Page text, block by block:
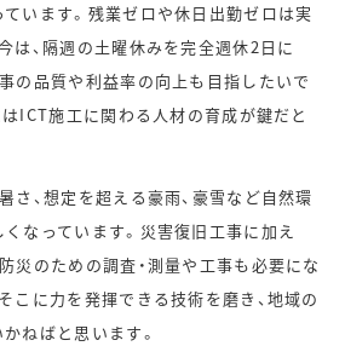
います。残業ゼロや休日出勤ゼロは実
は、隔週の土曜休みを完全週休2日に
の品質や利益率の向上も目指したいで
ICT施工に関わる人材の育成が鍵だと
さ、想定を超える豪雨、豪雪など自然環
なっています。災害復旧工事に加え
災のための調査・測量や工事も必要にな
こに力を発揮できる技術を磨き、地域の
ねばと思います。